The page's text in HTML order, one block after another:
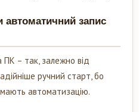
автоматичний запис
ПК – так, залежно від
ручний старт, бо
автоматизацію.